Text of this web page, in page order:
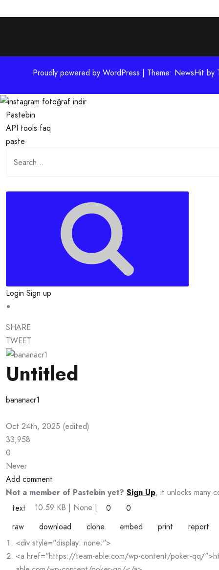
Proudly powered by WordPress | Theme: NewsHit by
Pastebin
API tools faq
paste
Login Sign up
SHARE
TWEET
Untitled
bananacr1
Oct 24th, 2025 (edited)
33,958
0
Never
Add comment
Not a member of Pastebin yet? Sign Up, it unlocks many
text
10.59 KB | None | 0
0
raw
download clone embed print
report
<div style="display: none;">
<a href="https://team-able.com/wp-content/poker-qq/